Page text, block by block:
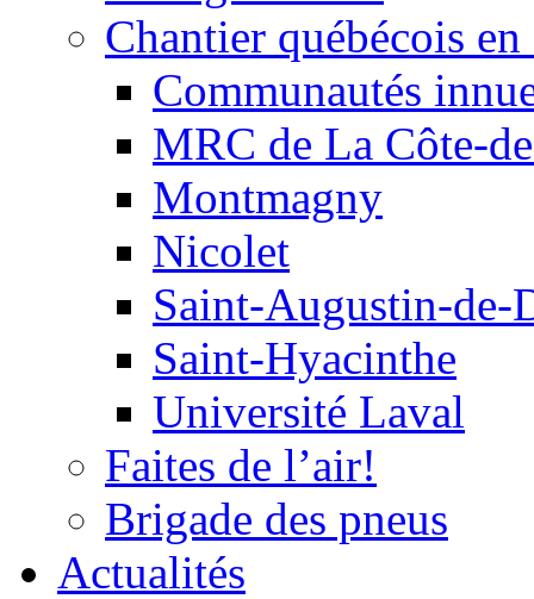
Chantier québécois
Communautés
MRC de La Côte-
Montmagny
Nicolet
Saint-Augustin-de-
Saint-Hyacinthe
Université Laval
Faites de l’air!
Brigade des pneus
Actualités